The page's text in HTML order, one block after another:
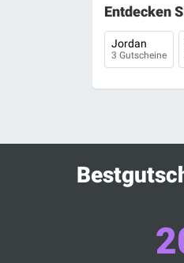
Entdecken
Jordan
3 Gutscheine